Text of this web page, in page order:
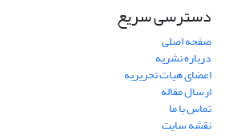
دسترسی سریع
صفحه اصلی
درباره نشریه
اعضای هیات تحریریه
ارسال مقاله
تماس با ما
نقشه سایت